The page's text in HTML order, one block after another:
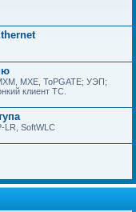
MXE, ToPGATE; УЭП;
клиент ТС.
LR, SoftWLC